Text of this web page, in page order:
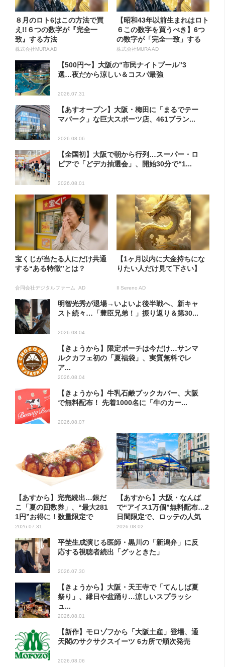
８月のロト6はこの方法で買
え!!６つの数字が『完全一
致』する方法
株式会社MURA AD
【昭和43年以前生まれはロト
６この数字を買うべき】6つ
の数字が「完全一致」する
方...
株式会社MURA AD
【500円〜】大阪の“市民ナイトプール”3
選…夜だから涼しい＆コスパ最強
2026.07.31
【あすオープン】大阪・梅田に「まるでテー
マパーク」な巨大スポーツ店、461ブラン...
2026.08.06
【全国初】大阪で朝から行列…スーパー・ロ
ピアで「どデカ抽選会」、開始30分で“1...
2026.08.01
宝くじが当たる人にだけ共通
する“ある特徴”とは？
合同会社デジタルファーム AD
【1ヶ月以内に大金持ちにな
りたい人だけ見て下さい】
Il Sereno AD
明智光秀が退場→いよいよ後半戦へ、新キャ
スト続々…「豊臣兄弟！」振り返り＆第30...
2026.08.04
【きょうから】限定ポーチは今だけ…サンマ
ルクカフェ初の「夏福袋」、実質無料でレ
ア...
2026.08.04
【きょうから】牛乳石鹸ブックカバー、大阪
で無料配布！ 先着1000名に「牛のカー...
2026.08.07
【あすから】完売続出…銀だ
こ「夏の回数券」、“最大281
1円”お得に！数量限定で
2026.07.31
【あすから】大阪・なんば
で“アイス1万個”無料配布…2
日間限定で、ロッテの人気
商...
2026.08.02
平埜生成演じる医師・黒川の「新潟弁」に反
応する視聴者続出「グッときた」
2026.07.30
【きょうから】大阪・天王寺で「てんしば夏
祭り」、縁日や盆踊り…涼しいスプラッシ
ュ...
2026.08.01
【新作】モロゾフから「大阪土産」登場、通
天閣のサクサクスイーツ 6カ所で順次発売
2026.08.06